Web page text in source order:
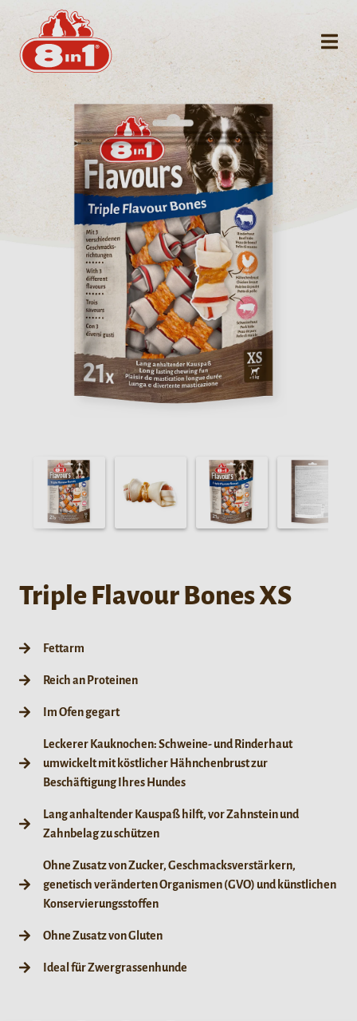
Triple Flavour Bones XS
Fettarm
Reich an Proteinen
Im Ofen gegart
Leckerer Kauknochen: Schweine- und Rinderhaut
umwickelt mit köstlicher Hähnchenbrust zur
Beschäftigung Ihres Hundes
Lang anhaltender Kauspaß hilft, vor Zahnstein und
Zahnbelag zu schützen
Ohne Zusatz von Zucker, Geschmacksverstärkern,
genetisch veränderten Organismen (GVO) und künstlichen
Konservierungsstoffen
Ohne Zusatz von Gluten
Ideal für Zwergrassenhunde